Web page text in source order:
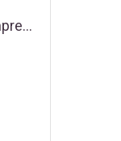
Swix N20 Skin Impregnation